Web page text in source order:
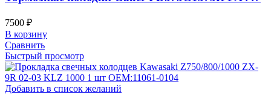
7500 ₽
В корзину
Сравнить
Быстрый просмотр
Добавить в список желаний